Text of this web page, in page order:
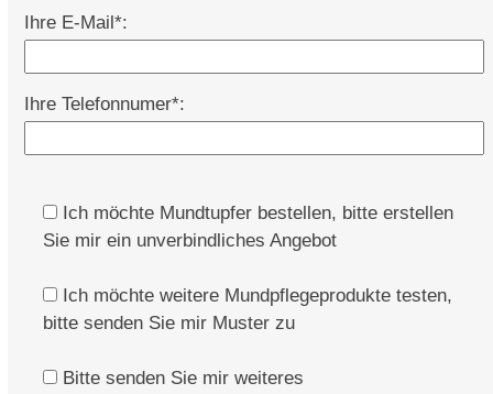
Ihre E-Mail*:
Ihre Telefonnumer*:
Ich möchte Mundtupfer bestellen, bitte erstellen
Sie mir ein unverbindliches Angebot
Ich möchte weitere Mundpflegeprodukte testen,
bitte senden Sie mir Muster zu
Bitte senden Sie mir weiteres